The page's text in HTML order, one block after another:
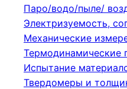
Паро/водо/пыле/
Электризуемость,
Механические
Термодинамические
Испытание
Твердомеры и